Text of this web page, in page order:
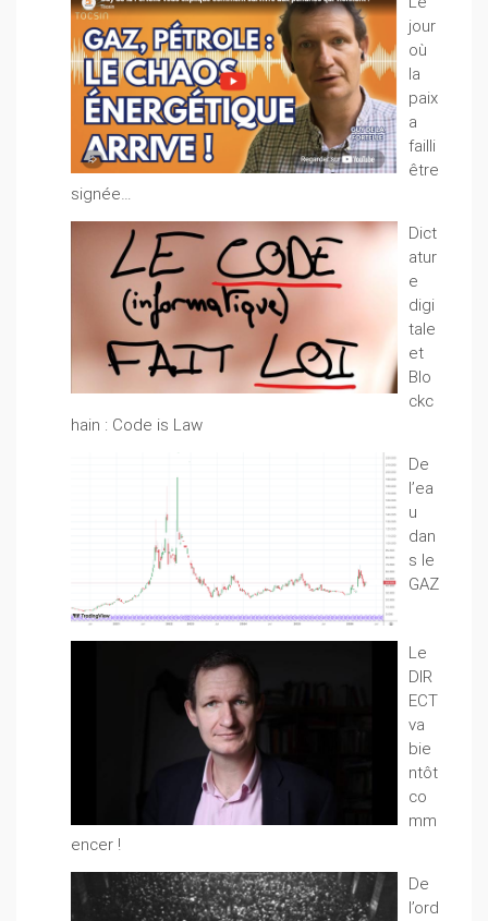
jour
où
la
paix
a
failli
être
signée…
Dict
atur
e
digi
tale
et
Blo
ckc
hain : Code is Law
De
l’ea
u
dan
s le
GAZ
Le
DIR
ECT
va
bie
ntôt
co
mm
encer !
De
l’ord